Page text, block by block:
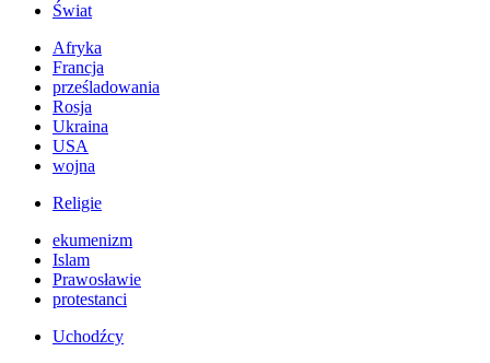
Świat
Afryka
Francja
prześladowania
Rosja
Ukraina
USA
wojna
Religie
ekumenizm
Islam
Prawosławie
protestanci
Uchodźcy